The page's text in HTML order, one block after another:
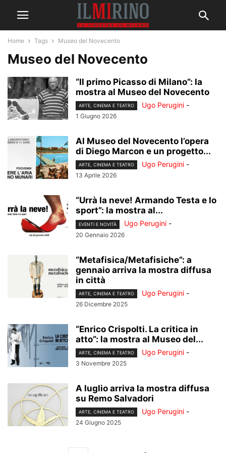
Home Tags Museo del Novecento
Museo del Novecento
“Il primo Picasso di Milano”: la
mostra al Museo del Novecento
ARTE, CINEMA E TEATRO Ugo Perugini -
1 Giugno 2026
Al Museo del Novecento l’opera
di Diego Marcon e un progetto...
ARTE, CINEMA E TEATRO Ugo Perugini -
13 Aprile 2026
“Urrà la neve! Armando Testa e lo
sport”: la mostra al...
EVENTI E NOVITÀ Ugo Perugini -
20 Gennaio 2026
“Metafisica/Metafisiche”: a
gennaio arriva la mostra diffusa
in città
ARTE, CINEMA E TEATRO Ugo Perugini -
26 Dicembre 2025
“Enrico Crispolti. La critica in
atto”: la mostra al Museo del...
ARTE, CINEMA E TEATRO Ugo Perugini -
3 Novembre 2025
A luglio arriva la mostra diffusa
su Remo Salvadori
ARTE, CINEMA E TEATRO Ugo Perugini -
24 Giugno 2025